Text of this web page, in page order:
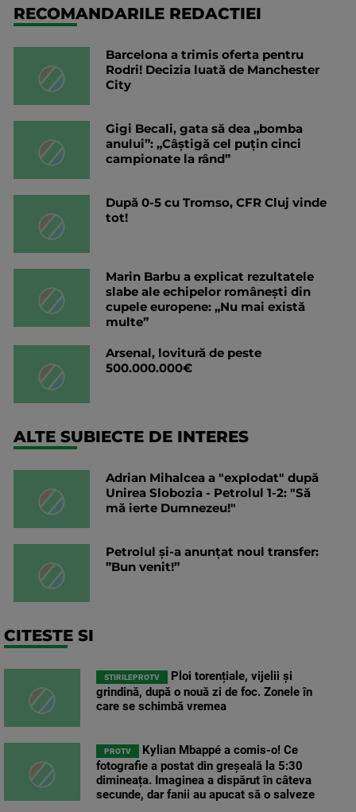
RECOMANDARILE REDACTIEI
Barcelona a trimis oferta pentru
Rodri! Decizia luată de Manchester
City
Gigi Becali, gata să dea „bomba
anului”: „Câștigă cel puțin cinci
campionate la rând”
După 0-5 cu Tromso, CFR Cluj vinde
tot!
Marin Barbu a explicat rezultatele
slabe ale echipelor românești din
cupele europene: „Nu mai există
multe”
Arsenal, lovitură de peste
500.000.000€
ALTE SUBIECTE DE INTERES
Adrian Mihalcea a "explodat" după
Unirea Slobozia - Petrolul 1-2: "Să
mă ierte Dumnezeu!"
Petrolul și-a anunțat noul transfer:
”Bun venit!”
CITESTE SI
STIRILEPROTV
Ploi torențiale, vijelii și
grindină, după o nouă zi de foc. Zonele în
care se schimbă vremea
PROTV
Kylian Mbappé a comis-o! Ce
fotografie a postat din greșeală la 5:30
dimineața. Imaginea a dispărut în câteva
secunde, dar fanii au apucat să o salveze